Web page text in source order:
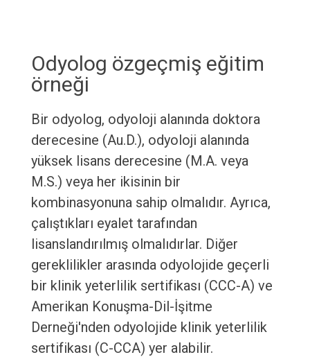
Odyolog özgeçmiş eğitim
örneği
Bir odyolog, odyoloji alanında doktora
derecesine (Au.D.), odyoloji alanında
yüksek lisans derecesine (M.A. veya
M.S.) veya her ikisinin bir
kombinasyonuna sahip olmalıdır. Ayrıca,
çalıştıkları eyalet tarafından
lisanslandırılmış olmalıdırlar. Diğer
gereklilikler arasında odyolojide geçerli
bir klinik yeterlilik sertifikası (CCC-A) ve
Amerikan Konuşma-Dil-İşitme
Derneği'nden odyolojide klinik yeterlilik
sertifikası (C-CCA) yer alabilir.